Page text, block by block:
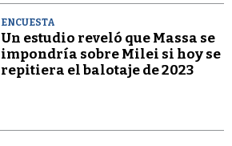
ENCUESTA
Un estudio reveló que Massa se
impondría sobre Milei si hoy se
repitiera el balotaje de 2023